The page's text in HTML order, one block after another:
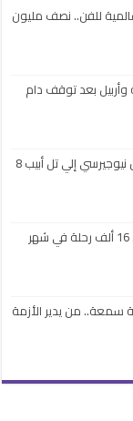
للفن.. نصف مليون
وأربيل بعد توقف دام
“يونايتد إيرلاينز” تستأنف رحلاتها من نيوجيرسي إلي تل أبيب 8
سمعة.. من يدير الأزمة